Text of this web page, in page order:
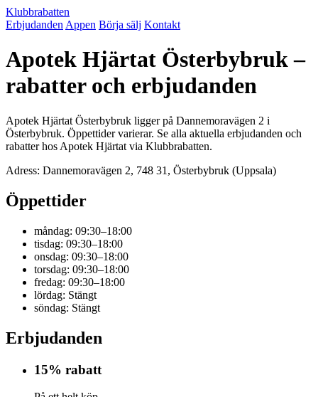
Klubbrabatten
Erbjudanden Appen Börja sälj Kontakt
Apotek Hjärtat Österbybruk –
rabatter och erbjudanden
Apotek Hjärtat Österbybruk ligger på Dannemoravägen 2 i
Österbybruk. Öppettider varierar. Se alla aktuella erbjudanden och
rabatter hos Apotek Hjärtat via Klubbrabatten.
Adress: Dannemoravägen 2, 748 31, Österbybruk (Uppsala)
Öppettider
måndag: 09:30–18:00
tisdag: 09:30–18:00
onsdag: 09:30–18:00
torsdag: 09:30–18:00
fredag: 09:30–18:00
lördag: Stängt
söndag: Stängt
Erbjudanden
15% rabatt